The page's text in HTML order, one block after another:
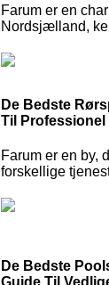
Farum er en
Nordsjælland,
De Bedste
Til
Farum er en by,
forskellige
De Bedste
Guide Til